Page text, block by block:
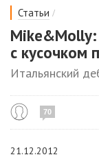
Статьи /
Mike&Molly:
с кусочком
Итальянский
70
21.12.2012